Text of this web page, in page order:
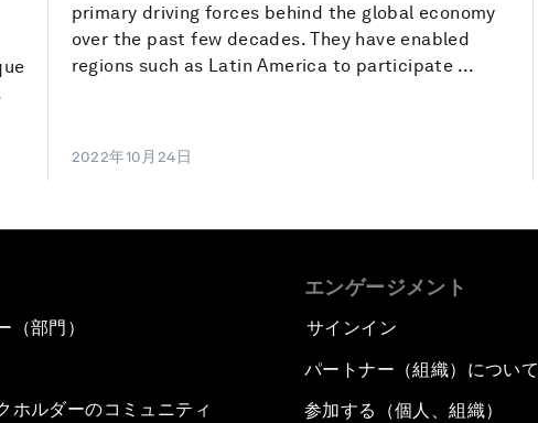
primary driving forces behind the global economy
over the past few decades. They have enabled
regions such as Latin America to participate ...
2022年10月24日
（部門）
ホルダーのコミュニティ
エンゲージメント
サインイン
パートナー（組織）について
参加する（個人、組織）